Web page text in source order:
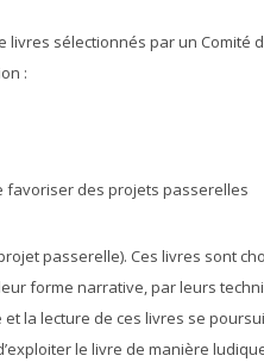
sélectionnés par un Comité
:
favoriser des projets passerelles
passerelle). Ces livres sont
forme narrative, par leurs
la lecture de ces livres se
le livre de manière